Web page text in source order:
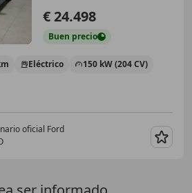
€ 24.498
Buen precio
Eléctrico 150 kW (204 CV)
oficial Ford